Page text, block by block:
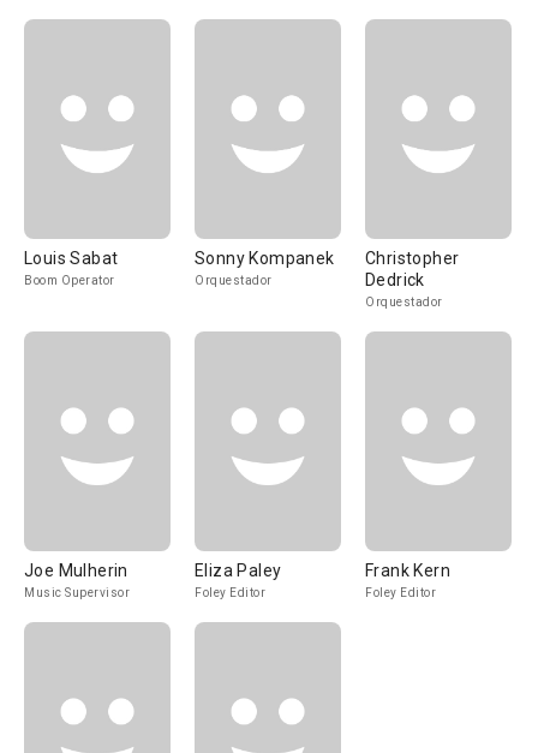
Louis Sabat
Boom Operator
Sonny Kompanek
Orquestador
Christopher
Dedrick
Orquestador
Joe Mulherin
Music Supervisor
Eliza Paley
Foley Editor
Frank Kern
Foley Editor